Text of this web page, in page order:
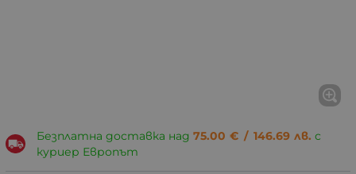
Безплатна доставка над 75.00 € / 146.69 лв. с
куриер Европът